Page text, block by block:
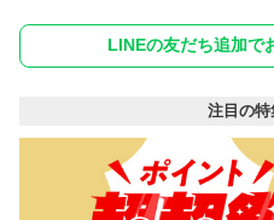
LINEの友だち追加で
注目の